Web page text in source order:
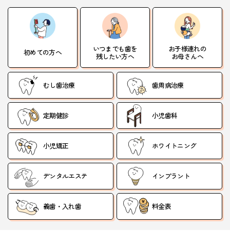
初めての方へ いつまでも歯を
残したい方へ
お子様連れの
お母さんへ
むし歯治療 歯周病治療
定期健診 小児歯科
小児矯正 ホワイトニング
デンタルエステ インプラント
義歯・入れ歯 料金表